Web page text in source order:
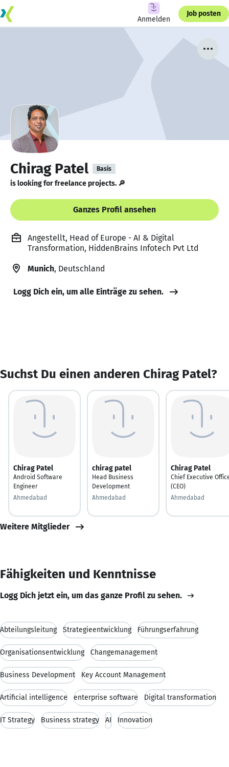
Anmelden
Job posten
Chirag Patel Basis
is looking for freelance projects. 🔎
Ganzes Profil ansehen
Angestellt, Head of Europe - AI & Digital
Transformation, HiddenBrains Infotech Pvt Ltd
Munich, Deutschland
Logg Dich ein, um alle Einträge zu sehen.
Suchst Du einen anderen Chirag Patel?
Chirag Patel
Android Software
Engineer
Ahmedabad
chirag patel
Head Business
Development
Ahmedabad
Chirag Patel
Chief Executive
(CEO)
Ahmedabad
Weitere Mitglieder
Fähigkeiten und Kenntnisse
Logg Dich jetzt ein, um das ganze Profil zu sehen.
Abteilungsleitung Strategieentwicklung Führungserfahrung
Organisationsentwicklung Changemanagement
Business Development Key Account Management
Artificial intelligence enterprise software Digital transformation
IT Strategy Business strategy AI Innovation